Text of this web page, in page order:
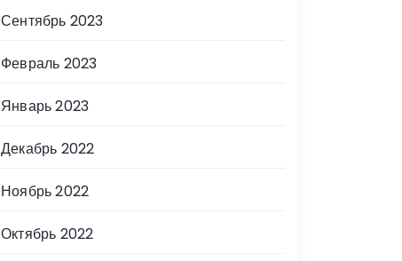
Сентябрь 2023
Февраль 2023
Январь 2023
Декабрь 2022
Ноябрь 2022
Октябрь 2022